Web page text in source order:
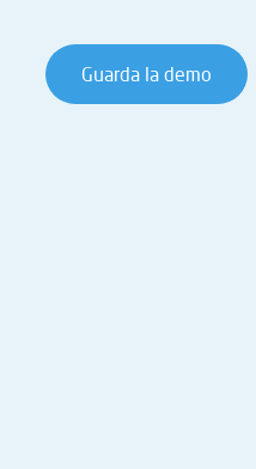
Guarda la demo